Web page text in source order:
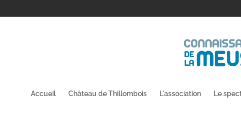
Accueil Château de Thillombois L'association Le